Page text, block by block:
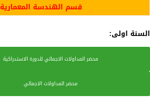
قسم الهندسة المعمارية
السنة اولى:
محضر المداولات الاجمالي للدورة الاستدراكية
محضر المداولات الاجمالي